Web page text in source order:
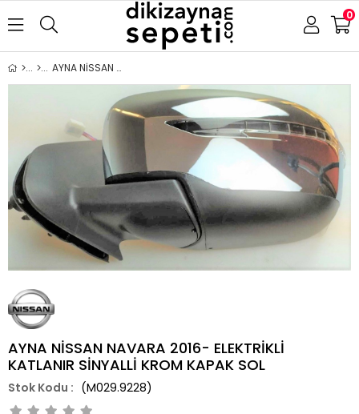
0
AYNA NİSSAN NAVARA 2016- ELEKTRİKLİ KATLANIR SİNYALLİ KROM KAPAK SOL
AYNA NİSSAN NAVARA 2016- ELEKTRİKLİ
KATLANIR SİNYALLİ KROM KAPAK SOL
(M029.9228)